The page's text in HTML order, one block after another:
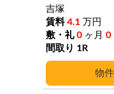
吉塚
4.1 万円
0 ヶ月 0
1R